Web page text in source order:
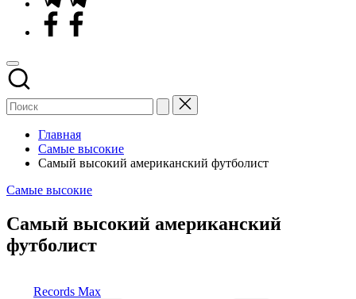
Facebook
Главная
Самые высокие
Самый высокий американский футболист
Опубликовано
Самые высокие
Самый высокий американский
футболист
Records Max